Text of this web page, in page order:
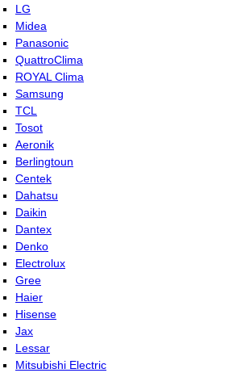
LG
Midea
Panasonic
QuattroClima
ROYAL Clima
Samsung
TCL
Tosot
Aeronik
Berlingtoun
Centek
Dahatsu
Daikin
Dantex
Denko
Electrolux
Gree
Haier
Hisense
Jax
Lessar
Mitsubishi Electric